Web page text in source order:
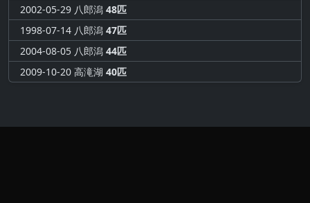
2002-05-29 八郎潟 48匹
1998-07-14 八郎潟 47匹
2004-08-05 八郎潟 44匹
2009-10-20 高滝湖 40匹